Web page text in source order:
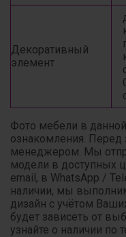
Декоративный
элемент
Фото мебели в
ознакомления. Перед
менеджером. Мы
модели в доступных
email, в WhatsApp /
наличии, мы
дизайн с учётом
будет зависеть от
узнайте о наличии по